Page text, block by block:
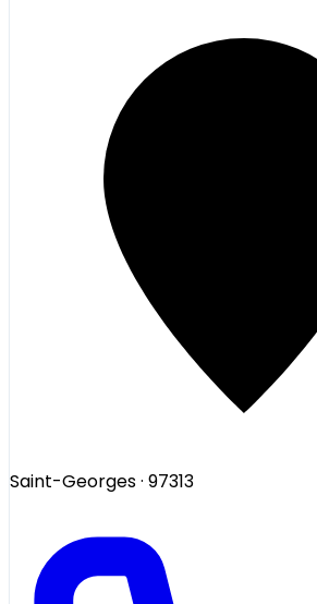
Saint-Georges· 97313